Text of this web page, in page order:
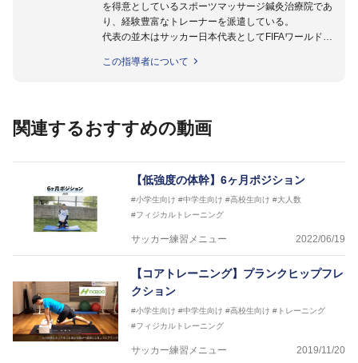
を得意としているスポーツマッサージ鍼灸治療院であ
り、経験豊富なトレーナーを派遣している。
代表の並木はサッカー日本代表としてFIFAワールドカ
のほかU-23日本代表のアスレティックトレーナーと
世代のサッカーを中心に、WJBL、社会人ラグビー、
を派遣している。
さらには講演会やセミナー、専門学校などの教育機関
に講師を派遣するなど後進育成にも力を入れている。
「一人一人の健康な人生をサポートする」を企業理念
として掲げ、世の中の人々の『健康』をあらゆる方向
生きと」生きる、そんな『健康な人生』をサポートし
ている。
この指導者について
関連するおすすめの動画
【低強度の体幹】6ヶ月ポジション
#小学生向け #中学生向け #高校生向け #大人数
#フィジカルトレーニング
サッカー練習メニュー 2022/06/19
【コアトレーニング】プランクヒップフレ
クション
#小学生向け #中学生向け #高校生向け #トレーニング
#フィジカルトレーニング
サッカー練習メニュー 2019/11/20